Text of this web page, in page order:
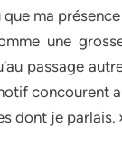
ma
une
passage
concourent
dont je parlais.